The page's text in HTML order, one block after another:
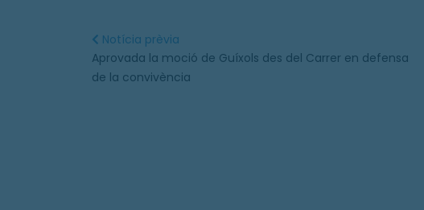
Notícia prèvia
Aprovada la moció de Guíxols des del Carrer en defensa
de la convivència